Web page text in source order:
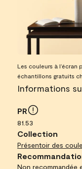
Les couleurs à l’écran
échantillons gratuits
Informations
PR
81.53
Collection
Présentoir des
Non recommandée